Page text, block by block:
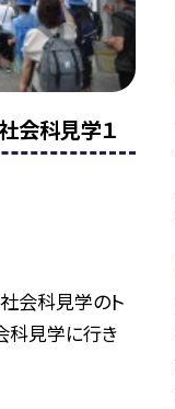
科見学１
会科見学のト
科見学に行き